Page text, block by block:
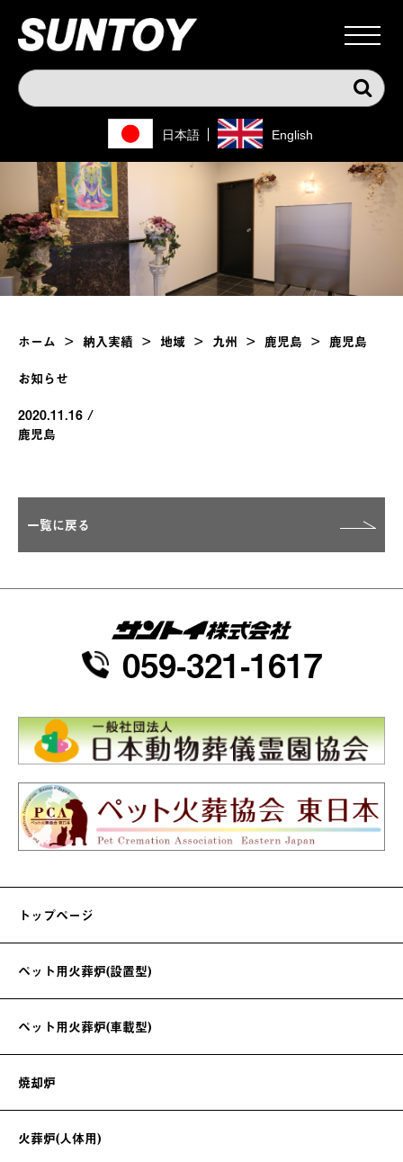
日本語 English
ホーム > 納入実績 > 地域 > 九州 > 鹿児島 > 鹿児島
お知らせ
2020.11.16 /
鹿児島
一覧に戻る
059-321-1617
トップページ
ペット用火葬炉(設置型)
ペット用火葬炉(車載型)
焼却炉
火葬炉(人体用)